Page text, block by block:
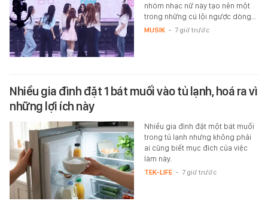
nhóm nhạc nữ này tạo nên một
trong những cú lội ngược dòng…
MUSIK - 7 giờ trước
Nhiều gia đình đặt 1 bát muối vào tủ lạnh, hoá ra vì
những lợi ích này
Nhiều gia đình đặt một bát muối
trong tủ lạnh nhưng không phải
ai cũng biết mục đích của việc
làm này.
TEK-LIFE - 7 giờ trước